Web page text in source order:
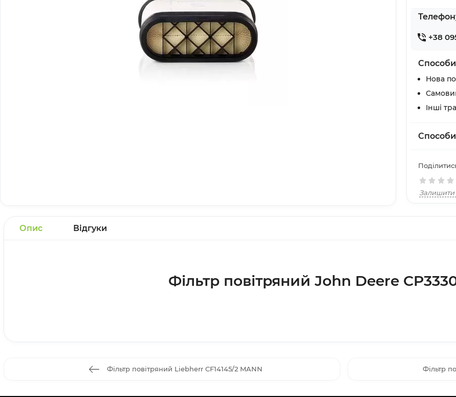
+38
Нова
Інші
Залишити
Опис Відгуки
Фільтр повітряний John Deere
Фільтр повітряний Liebherr CF14145/2 MANN Фільтр